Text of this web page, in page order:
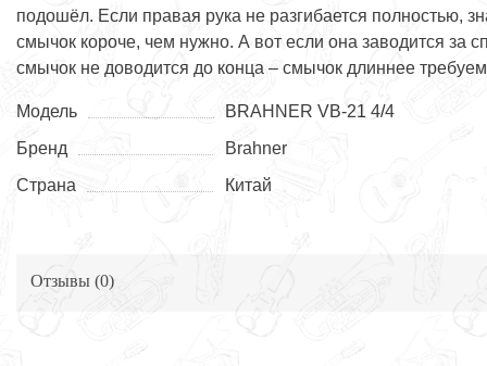
подошёл. Если правая рука не разгибается полностью,
смычок короче, чем нужно. А вот если она заводится за
смычок не доводится до конца – смычок длиннее
Модель
BRAHNER VB-21 4/4
Бренд
Brahner
Страна
Китай
Отзывы (0)